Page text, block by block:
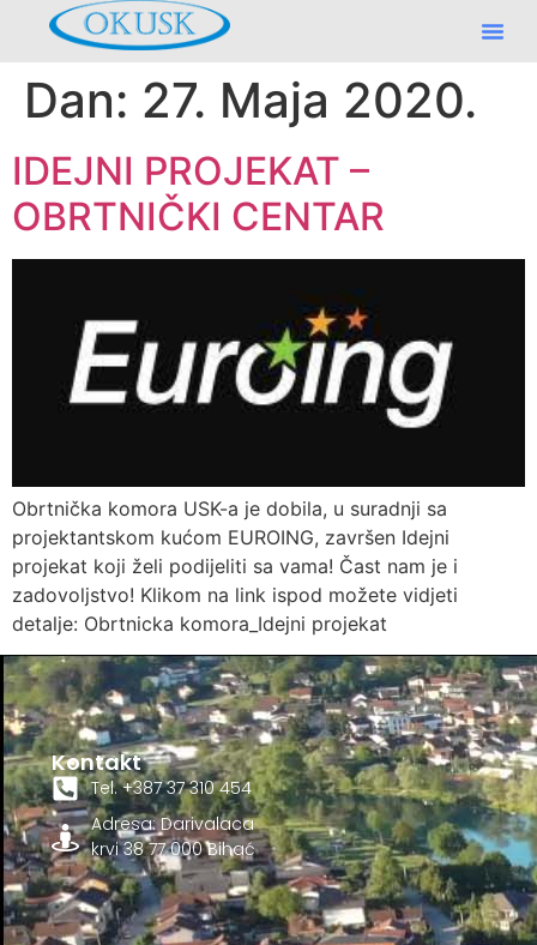
Dan: 27. Maja 2020.
IDEJNI PROJEKAT –
OBRTNIČKI CENTAR
Obrtnička komora USK-a je dobila, u suradnji sa
projektantskom kućom EUROING, završen Idejni
projekat koji želi podijeliti sa vama! Čast nam je i
zadovoljstvo! Klikom na link ispod možete vidjeti
detalje: Obrtnicka komora_Idejni projekat
Kontakt
Tel. +387 37 310 454
Adresa: Darivalaca
krvi 38 77 000 Bihać